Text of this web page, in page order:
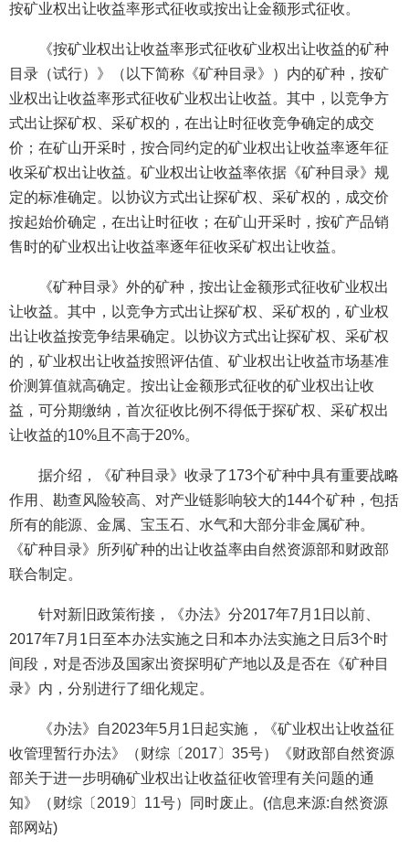
按矿业权出让收益率形式征收或按出让金额形式征收。
《按矿业权出让收益率形式征收矿业权出让收益的矿种
目录（试行）》（以下简称《矿种目录》）内的矿种，按矿
业权出让收益率形式征收矿业权出让收益。其中，以竞争方
式出让探矿权、采矿权的，在出让时征收竞争确定的成交
价；在矿山开采时，按合同约定的矿业权出让收益率逐年征
收采矿权出让收益。矿业权出让收益率依据《矿种目录》规
定的标准确定。以协议方式出让探矿权、采矿权的，成交价
按起始价确定，在出让时征收；在矿山开采时，按矿产品销
售时的矿业权出让收益率逐年征收采矿权出让收益。
《矿种目录》外的矿种，按出让金额形式征收矿业权出
让收益。其中，以竞争方式出让探矿权、采矿权的，矿业权
出让收益按竞争结果确定。以协议方式出让探矿权、采矿权
的，矿业权出让收益按照评估值、矿业权出让收益市场基准
价测算值就高确定。按出让金额形式征收的矿业权出让收
益，可分期缴纳，首次征收比例不得低于探矿权、采矿权出
让收益的10%且不高于20%。
据介绍，《矿种目录》收录了173个矿种中具有重要战略
作用、勘查风险较高、对产业链影响较大的144个矿种，包括
所有的能源、金属、宝玉石、水气和大部分非金属矿种。
《矿种目录》所列矿种的出让收益率由自然资源部和财政部
联合制定。
针对新旧政策衔接，《办法》分2017年7月1日以前、
2017年7月1日至本办法实施之日和本办法实施之日后3个时
间段，对是否涉及国家出资探明矿产地以及是否在《矿种目
录》内，分别进行了细化规定。
《办法》自2023年5月1日起实施，《矿业权出让收益征
收管理暂行办法》（财综〔2017〕35号）《财政部自然资源
部关于进一步明确矿业权出让收益征收管理有关问题的通
知》（财综〔2019〕11号）同时废止。(信息来源:自然资源
部网站)